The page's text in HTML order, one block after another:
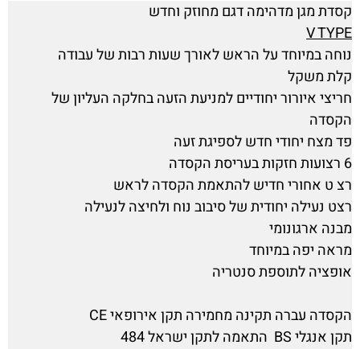
קסדת מגן מדהימה דגם מחוזק וחדש
V TYPE
נוחה במיוחד על הראש לאורך שעות רבות של עבודה
קלת משקל
חריצי איורור יחודיים למניעת הזעה בחלקה העליון של
הקסדה
פד מצח יחודי חדש לספיגת זעה
6 רצועות חזקות בעריסת הקסדה
רצ ט אחורי חדיש להתאמת הקסדה לראש
רצט נעילה יחודית של סיבוב נוח ולחיצה לנעילה
מבנה ארגונומי
מראה יפה במיוחד
אופציה לתוספת סנטריה
הקסדה עברה תקינה מחמירה תקן אירופאי CE
תקן אנגלי BS התאמה לתקן ישראל 484